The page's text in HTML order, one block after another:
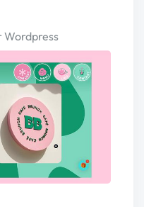
Wordpress